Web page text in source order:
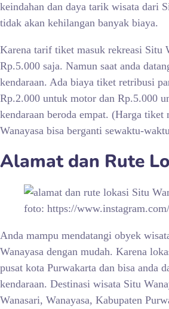
keindahan dan daya tarik wisata dari
tidak akan kehilangan banyak biaya.
Karena tarif tiket masuk rekreasi Situ
Rp.5.000 saja. Namun saat anda
kendaraan. Ada biaya tiket retribusi
Rp.2.000 untuk motor dan Rp.5.000
kendaraan beroda empat. (Harga tiket
Wanayasa bisa berganti sewaktu-
Alamat dan Rute
foto: https://
Anda mampu mendatangi obyek
Wanayasa dengan mudah. Karena
pusat kota Purwakarta dan bisa anda
kendaraan. Destinasi wisata Situ
Wanasari, Wanayasa, Kabupaten